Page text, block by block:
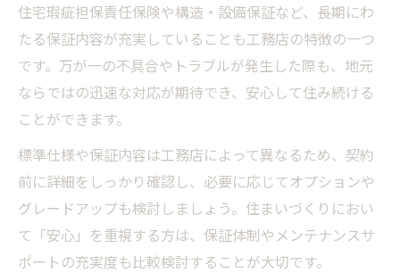
住宅瑕疵担保責任保険や構造・設備保証など、長期にわ
たる保証内容が充実していることも工務店の特徴の一つ
です。万が一の不具合やトラブルが発生した際も、地元
ならではの迅速な対応が期待でき、安心して住み続ける
ことができます。
標準仕様や保証内容は工務店によって異なるため、契約
前に詳細をしっかり確認し、必要に応じてオプションや
グレードアップも検討しましょう。住まいづくりにおい
て「安心」を重視する方は、保証体制やメンテナンスサ
ポートの充実度も比較検討することが大切です。